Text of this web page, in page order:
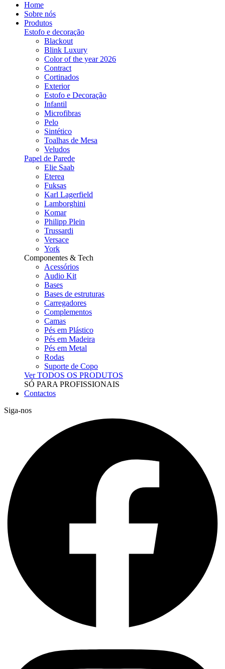
Home
Sobre nós
Produtos
Estofo e decoração
Blackout
Blink Luxury
Color of the year 2026
Contract
Cortinados
Exterior
Estofo e Decoração
Infantil
Microfibras
Pelo
Sintético
Toalhas de Mesa
Veludos
Papel de Parede
Elie Saab
Eterea
Fuksas
Karl Lagerfield
Lamborghini
Komar
Philipp Plein
Trussardi
Versace
York
Componentes & Tech
Acessórios
Audio Kit
Bases
Bases de estruturas
Carregadores
Complementos
Camas
Pés em Plástico
Pés em Madeira
Pés em Metal
Rodas
Suporte de Copo
Ver TODOS OS PRODUTOS
SÓ PARA PROFISSIONAIS
Contactos
Siga-nos